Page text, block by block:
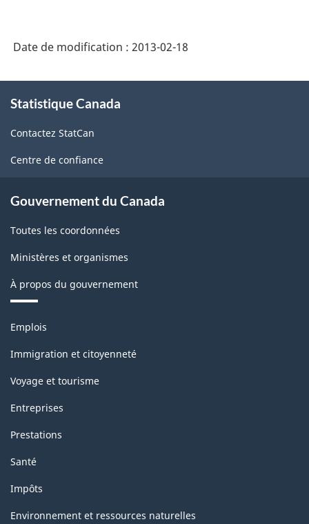
Date de modification : 2013-02-18
propos
ce
site
Statistique Canada
Contactez StatCan
Centre de confiance
Gouvernement du Canada
Toutes les coordonnées
Ministères et organismes
À propos du gouvernement
Thèmes
sujets
Emplois
Immigration et citoyenneté
Voyage et tourisme
Entreprises
Prestations
Santé
Impôts
Environnement et ressources naturelles